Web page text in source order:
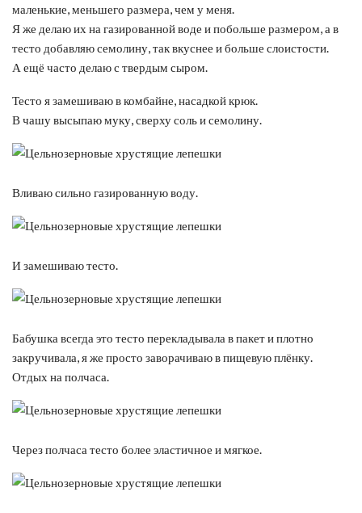
маленькие, меньшего размера, чем у меня.
Я же делаю их на газированной воде и побольше размером, а в
тесто добавляю семолину, так вкуснее и больше слоистости.
А ещё часто делаю с твердым сыром.
Тесто я замешиваю в комбайне, насадкой крюк.
В чашу высыпаю муку, сверху соль и семолину.
Вливаю сильно газированную воду.
И замешиваю тесто.
Бабушка всегда это тесто перекладывала в пакет и плотно
закручивала, я же просто заворачиваю в пищевую плёнку.
Отдых на полчаса.
Через полчаса тесто более эластичное и мягкое.